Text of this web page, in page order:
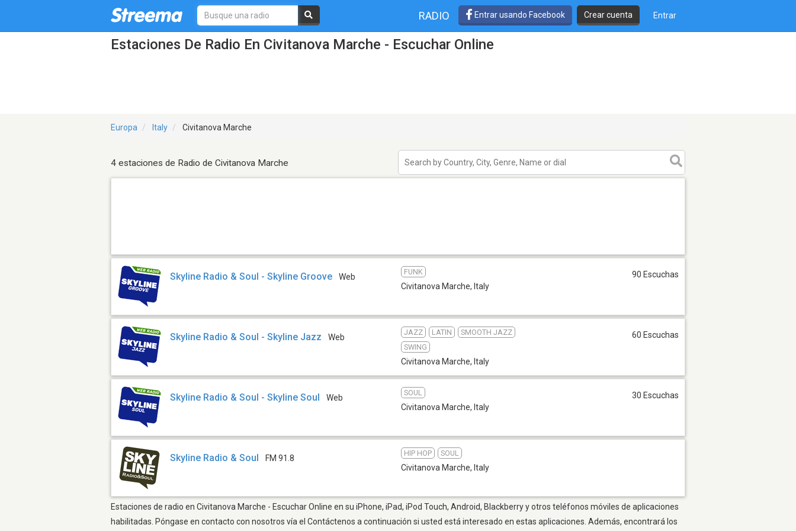
RADIO Entrar usando Facebook Crear cuenta Entrar
Estaciones De Radio En Civitanova Marche - Escuchar Online
Europa Italy Civitanova Marche
4 estaciones de Radio de Civitanova Marche
Skyline Radio & Soul - Skyline Groove Web
FUNK
Civitanova Marche, Italy
90 Escuchas
Skyline Radio & Soul - Skyline Jazz Web
JAZZ LATIN
SMOOTH JAZZ
SWING
Civitanova Marche, Italy
60 Escuchas
Skyline Radio & Soul - Skyline Soul Web
SOUL
Civitanova Marche, Italy
30 Escuchas
Skyline Radio & Soul FM 91.8
HIP HOP SOUL
Civitanova Marche, Italy
Estaciones de radio en Civitanova Marche - Escuchar Online en su iPhone, iPad, iPod Touch, Android, Blackberry y otros teléfonos móviles de aplicaciones
habilitadas. Póngase en contacto con nosotros vía el Contáctenos a continuación si usted está interesado en estas aplicaciones. Además, encontrará los